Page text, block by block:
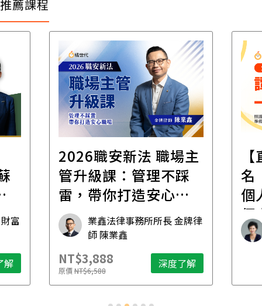
推薦課程
律
解
【直播講座】免費報
名｜8/11譚敦慈的一
個人生活必修課：一
個人住，五件事要先
想清楚！資深獨立活執行者 無毒生活
教母 譚敦慈
深度了解
修
居